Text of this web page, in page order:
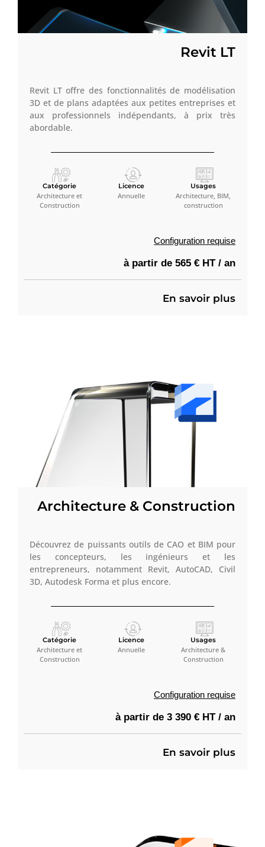
Revit LT
Revit LT offre des fonctionnalités de modélisation
3D et de plans adaptées aux petites entreprises et
aux professionnels indépendants, à prix très
abordable.
Catégorie
Architecture et
Construction
Licence
Annuelle
Usages
Architecture, BIM,
construction
Configuration requise
à partir de 565 € HT / an
En savoir plus
Architecture & Construction
Découvrez de puissants outils de CAO et BIM pour
les concepteurs, les ingénieurs et les
entrepreneurs, notamment Revit, AutoCAD, Civil
3D, Autodesk Forma et plus encore.
Catégorie
Architecture et
Construction
Licence
Annuelle
Usages
Architecture &
Construction
Configuration requise
à partir de 3 390 € HT / an
En savoir plus